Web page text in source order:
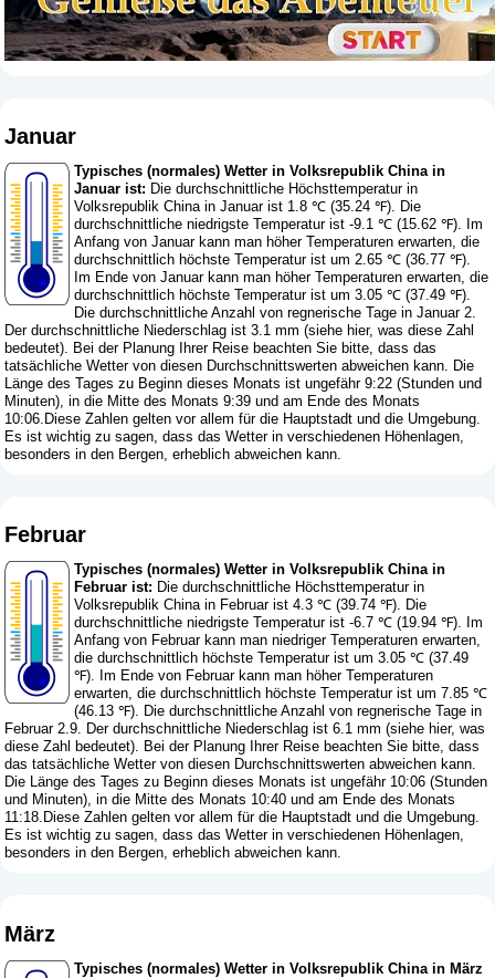
Januar
Typisches (normales) Wetter in Volksrepublik China in
Januar ist: Die durchschnittliche Höchsttemperatur in
Volksrepublik China in Januar ist 1.8 ℃ (35.24 ℉). Die
durchschnittliche niedrigste Temperatur ist -9.1 ℃ (15.62 ℉). Im
Anfang von Januar kann man höher Temperaturen erwarten, die
durchschnittlich höchste Temperatur ist um 2.65 ℃ (36.77 ℉).
Im Ende von Januar kann man höher Temperaturen erwarten, die
durchschnittlich höchste Temperatur ist um 3.05 ℃ (37.49 ℉).
Die durchschnittliche Anzahl von regnerische Tage in Januar 2.
Der durchschnittliche Niederschlag ist 3.1 mm (siehe hier, was diese Zahl
bedeutet). Bei der Planung Ihrer Reise beachten Sie bitte, dass das
tatsächliche Wetter von diesen Durchschnittswerten abweichen kann. Die
Länge des Tages zu Beginn dieses Monats ist ungefähr 9:22 (Stunden und
Minuten), in die Mitte des Monats 9:39 und am Ende des Monats
10:06.Diese Zahlen gelten vor allem für die Hauptstadt und die Umgebung.
Es ist wichtig zu sagen, dass das Wetter in verschiedenen Höhenlagen,
besonders in den Bergen, erheblich abweichen kann.
Februar
Typisches (normales) Wetter in Volksrepublik China in
Februar ist: Die durchschnittliche Höchsttemperatur in
Volksrepublik China in Februar ist 4.3 ℃ (39.74 ℉). Die
durchschnittliche niedrigste Temperatur ist -6.7 ℃ (19.94 ℉). Im
Anfang von Februar kann man niedriger Temperaturen erwarten,
die durchschnittlich höchste Temperatur ist um 3.05 ℃ (37.49
℉). Im Ende von Februar kann man höher Temperaturen
erwarten, die durchschnittlich höchste Temperatur ist um 7.85 ℃
(46.13 ℉). Die durchschnittliche Anzahl von regnerische Tage in
Februar 2.9. Der durchschnittliche Niederschlag ist 6.1 mm (siehe hier, was
diese Zahl bedeutet). Bei der Planung Ihrer Reise beachten Sie bitte, dass
das tatsächliche Wetter von diesen Durchschnittswerten abweichen kann.
Die Länge des Tages zu Beginn dieses Monats ist ungefähr 10:06 (Stunden
und Minuten), in die Mitte des Monats 10:40 und am Ende des Monats
11:18.Diese Zahlen gelten vor allem für die Hauptstadt und die Umgebung.
Es ist wichtig zu sagen, dass das Wetter in verschiedenen Höhenlagen,
besonders in den Bergen, erheblich abweichen kann.
März
Typisches (normales) Wetter in Volksrepublik China in März